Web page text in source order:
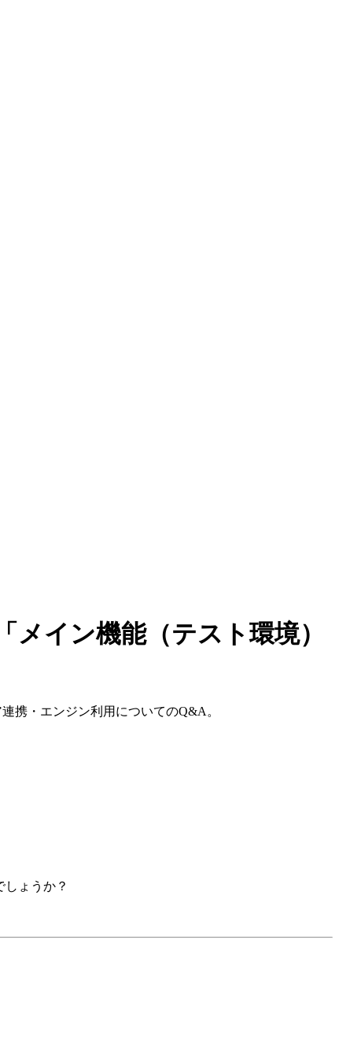
イン機能（テスト環境）
携・エンジン利用についてのQ&A。
ょうか？